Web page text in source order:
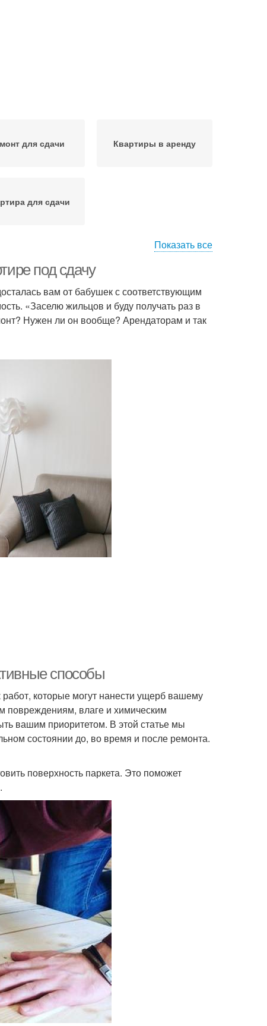
для сдачи Квартиры в аренду
для сдачи
Показать все
под сдачу
вам от бабушек с соответствующим
«Заселю жильцов и буду получать раз в
Нужен ли он вообще? Арендаторам и так
способы
которые могут нанести ущерб вашему
повреждениям, влаге и химическим
вашим приоритетом. В этой статье мы
состоянии до, во время и после ремонта.
поверхность паркета. Это поможет